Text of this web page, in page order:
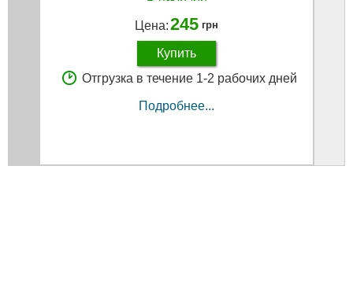
Цена:245 грн
Купить
Отгрузка в течение 1-2 рабочих дней
Подробнее...